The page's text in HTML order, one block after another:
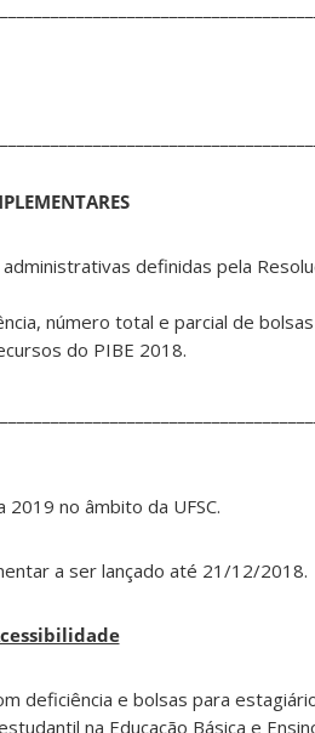
definidas pela
número total e parcial de
do PIBE 2018.
no âmbito da UFSC.
a ser lançado até 21/12/2018.
deficiência e bolsas para
na Educação Básica e